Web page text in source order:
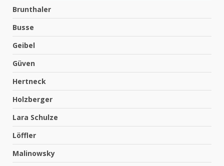
Brunthaler
Busse
Geibel
Güven
Hertneck
Holzberger
Lara Schulze
Löffler
Malinowsky